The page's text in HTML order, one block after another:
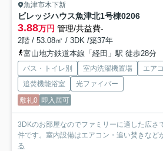
魚津市木下新
ビレッジハウス魚津北1号棟0206
3.88万円 管理/共益費-
2階 / 53.08㎡ / 3DK /築37年
富山地方鉄道本線「経田」駅 徒歩28分
バス・トイレ別 室内洗濯機置場 エア
追焚機能浴室
光ファイバー
敷礼0 即入居可
3DKのお部屋なのでファミリーに適した広さ
件です。室内設備はエアコン・追い焚きなど
る